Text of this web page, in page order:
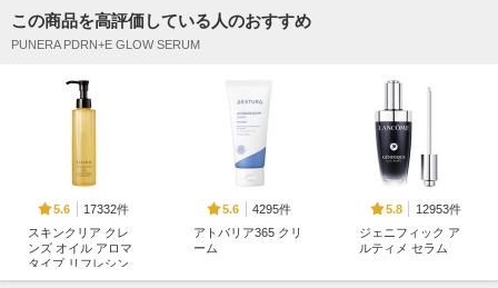
この商品を高評価している人のおすすめ
PUNERA PDRN+E GLOW SERUM
5.6
17332件
スキンクリア クレ
ンズ オイル アロマ
タイプ リフレシン
グシトラスの香り
5.6
4295件
アトバリア365 クリ
ーム
5.8
12953件
ジェニフィック ア
ルティメ セラム